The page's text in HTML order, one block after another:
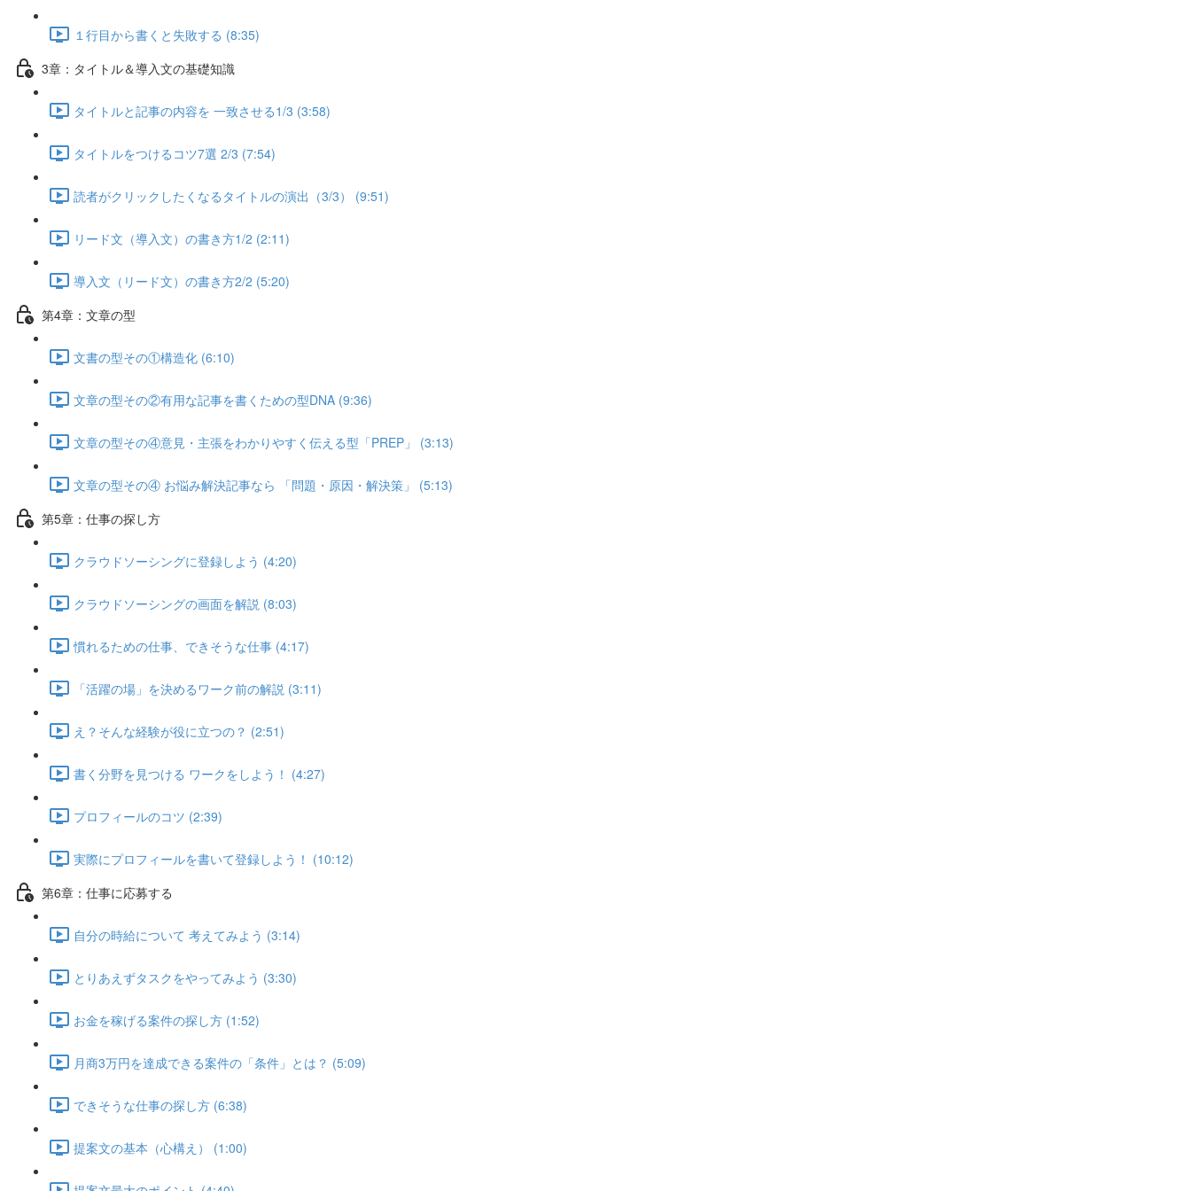
１行目から書くと失敗する (8:35)
3章：タイトル＆導入文の基礎知識
タイトルと記事の内容を 一致させる1/3 (3:58)
タイトルをつけるコツ7選 2/3 (7:54)
読者がクリックしたくなるタイトルの演出（3/3） (9:51)
リード文（導入文）の書き方1/2 (2:11)
導入文（リード文）の書き方2/2 (5:20)
第4章：文章の型
文書の型その①構造化 (6:10)
文章の型その②有用な記事を書くための型DNA (9:36)
文章の型その④意見・主張をわかりやすく伝える型「PREP」 (3:13)
文章の型その④ お悩み解決記事なら 「問題・原因・解決策」 (5:13)
第5章：仕事の探し方
クラウドソーシングに登録しよう (4:20)
クラウドソーシングの画面を解説 (8:03)
慣れるための仕事、できそうな仕事 (4:17)
「活躍の場」を決めるワーク前の解説 (3:11)
え？そんな経験が役に立つの？ (2:51)
書く分野を見つける ワークをしよう！ (4:27)
プロフィールのコツ (2:39)
実際にプロフィールを書いて登録しよう！ (10:12)
第6章：仕事に応募する
自分の時給について 考えてみよう (3:14)
とりあえずタスクをやってみよう (3:30)
お金を稼げる案件の探し方 (1:52)
月商3万円を達成できる案件の「条件」とは？ (5:09)
できそうな仕事の探し方 (6:38)
提案文の基本（心構え） (1:00)